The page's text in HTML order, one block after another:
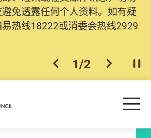
免透露任何个人资料。如有疑
热线18222或消委会热线2929
上一个
1/2 下一个开
目